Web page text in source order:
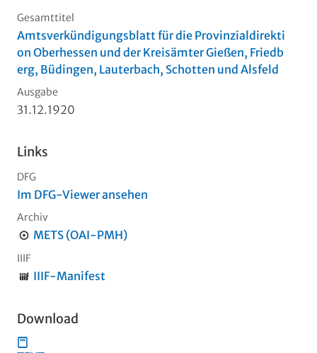
Gesamttitel
Amtsverkündigungsblatt für die Provinzialdirekti
on Oberhessen und der Kreisämter Gießen, Friedb
erg, Büdingen, Lauterbach, Schotten und Alsfeld
Ausgabe
31.12.1920
Links
DFG
Im DFG-Viewer ansehen
Archiv
METS (OAI-PMH)
IIIF
IIIF-Manifest
Download